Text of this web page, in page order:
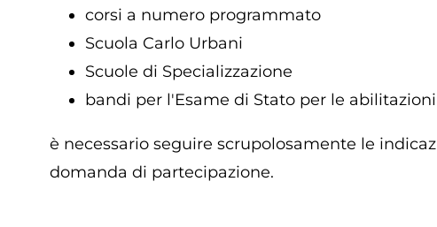
corsi a numero programmato
Scuola Carlo Urbani
Scuole di Specializzazione
bandi per l'Esame di Stato per le
è necessario seguire scrupolosamente le
domanda di partecipazione.